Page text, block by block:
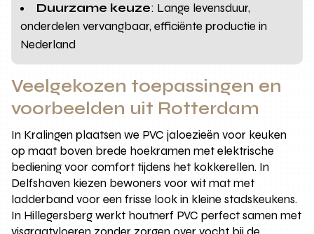
Duurzame keuze: Lange levensduur,
onderdelen vervangbaar, efficiënte productie in
Nederland
Veelgekozen toepassingen en
voorbeelden uit Rotterdam
In Kralingen plaatsen we PVC jaloezieën voor keuken
op maat boven brede hoekramen met elektrische
bediening voor comfort tijdens het kokkerellen. In
Delfshaven kiezen bewoners voor wit mat met
ladderband voor een frisse look in kleine stadskeukens.
In Hillegersberg werkt houtnerf PVC perfect samen met